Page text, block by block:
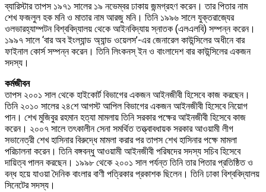
ব্যারিস্টার তাপস ১৯৭১ সালের ১৯ নভেম্বর ঢাকায় জন্মগ্রহণ করেন। তার পিতার নাম
শেখ ফজলুল হক মনি ও মাতার নাম আরজু মনি। তিনি ১৯৯৬ সালে যুক্তরাজ্যের
ওলভারহ্যাম্পটন বিশ্ববিদ্যালয় থেকে আইনবিদ্যায় স্নাতক (এলএলবি) সম্পন্ন করেন।
১৯৯৭ সালে ‘বার অব ইংল্যান্ড অ্যান্ড ওয়েলস’-এর জেনারেল কাউন্সিলের অধীনে বার
ফাইনাল কোর্স সম্পন্ন করেন। তিনি লিংকনস্‌ ইন ও বাংলাদেশ বার কাউন্সিলের একজন
সদস্য।
কর্মজীবন
তাপস ২০০১ সাল থেকে হাইকোর্ট বিভাগের একজন আইনজীবী হিসেবে কাজ করছেন।
তিনি ২০১০ সালের ২৪শে আগস্ট আপিল বিভাগের একজন আইনজীবী হিসেবে নিয়োগ
পান। শেখ মুজিবুর রহমান হত্যা মামলায় তিনি সরকার পক্ষের আইনজীবী হিসেবে কাজ
করেন। ২০০৭ সালে তৎকালীন সেনা সমর্থিত তত্ত্বাবধায়ক সরকার আওয়ামী লীগ
সভানেত্রী শেখ হাসিনার বিরুদ্ধে মামলা করার পর তাপস শেখ হাসিনার পক্ষে মামলা
পরিচালনা করেন। তিনি বঙ্গবন্ধু আওয়ামী আইনজীবী পরিষদের সদস্য সচিব হিসেবে
দায়িত্ব পালন করছেন। ১৯৯৮ থেকে ২০০১ সাল পর্যন্ত তিনি তার পিতার প্রতিষ্ঠিত ও
বন্ধ হয়ে যাওয়া দৈনিক বাংলার বাণী পত্রিকার প্রকাশক ছিলেন। তিনি ঢাকা বিশ্ববিদ্যালয়
সিনেটের সদস্য।